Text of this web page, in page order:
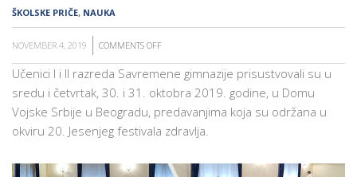
ŠKOLSKE PRIČE, NAUKA
NOVEMBER 4, 2019 COMMENTS OFF
SAVREMENI
GIMNAZIJALCI
ZDRAVLJA
Učenici I i II razreda Savremene gimnazije prisustvovali su u
sredu i četvrtak, 30. i 31. oktobra 2019. godine, u Domu
Vojske Srbije u Beogradu, predavanjima koja su održana u
okviru 20. Jesenjeg festivala zdravlja.